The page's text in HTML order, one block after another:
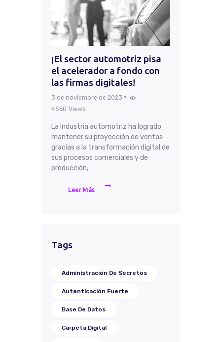
¡El sector automotriz pisa
el acelerador a fondo con
las firmas digitales!
3 de noviembre de 2023
4560 Views
La industria automotriz ha logrado
mantener su proyección de ventas
gracias a la transformación digital de
sus procesos comerciales y de
producción,…
Leer Más
Tags
Administración De Secretos
Autenticación Fuerte
Base De Datos
Carpeta Digital